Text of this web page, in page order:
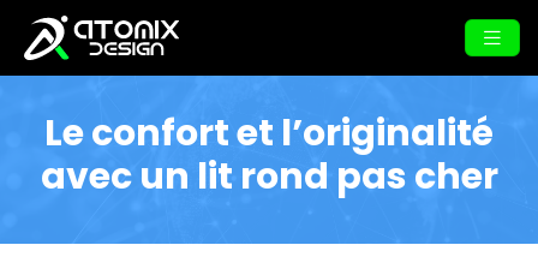
Le confort et l’originalité
avec un lit rond pas cher